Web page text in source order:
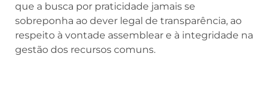
que a busca por praticidade jamais se
sobreponha ao dever legal de transparência, ao
respeito à vontade assemblear e à integridade na
gestão dos recursos comuns.